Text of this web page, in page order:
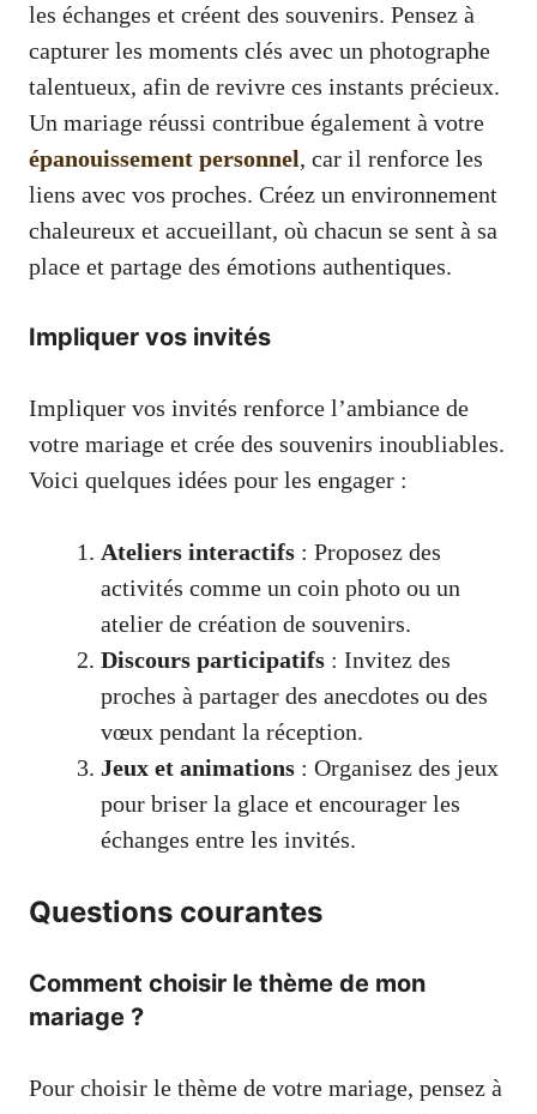
les échanges et créent des souvenirs. Pensez à
capturer les moments clés avec un photographe
talentueux, afin de revivre ces instants précieux.
Un mariage réussi contribue également à votre
épanouissement personnel, car il renforce les
liens avec vos proches. Créez un environnement
chaleureux et accueillant, où chacun se sent à sa
place et partage des émotions authentiques.
Impliquer vos invités
Impliquer vos invités renforce l’ambiance de
votre mariage et crée des souvenirs inoubliables.
Voici quelques idées pour les engager :
Ateliers interactifs : Proposez des
activités comme un coin photo ou un
atelier de création de souvenirs.
Discours participatifs : Invitez des
proches à partager des anecdotes ou des
vœux pendant la réception.
Jeux et animations : Organisez des jeux
pour briser la glace et encourager les
échanges entre les invités.
Questions courantes
Comment choisir le thème de mon
mariage ?
Pour choisir le thème de votre mariage, pensez à